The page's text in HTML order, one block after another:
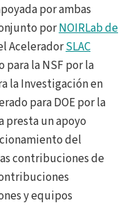
por ambas
porNOIRLab de
AceleradorSLAC
para la NSF por la
la Investigación en
para DOE por la
presta un apoyo
del
contribuciones de
y equipos